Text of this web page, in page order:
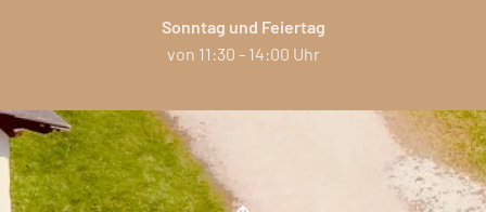
Sonntag und Feiertag
von 11:30 -14:00 Uhr